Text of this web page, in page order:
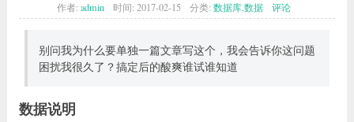
作者: admin 时间: 2017-02-15 分类: 数据库,数据 评论
别问我为什么要单独一篇文章写这个，我会告诉你这问题
困扰我很久了？搞定后的酸爽谁试谁知道
数据说明